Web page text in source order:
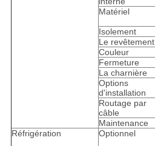
Matériel
Isolement
Le revêtement
Couleur
Fermeture
La charnière
Options
d'installation
Routage par
câble
Maintenance
Réfrigération
Optionnel